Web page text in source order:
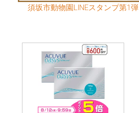
須坂市動物園LINEスタンプ第1弾